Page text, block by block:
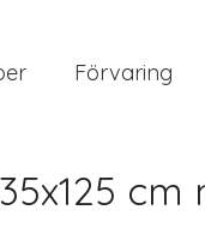
Förvaring
cm